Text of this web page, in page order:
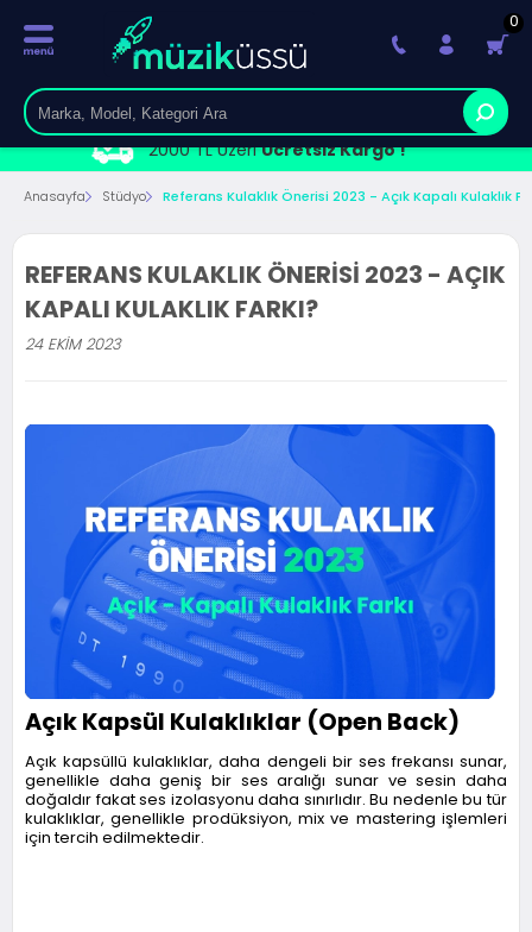
2000 TL ÜzeriÜcretsiz Kargo !
0
Anasayfa Stüdyo Referans Kulaklık Önerisi 2023 - Açık Kapalı Kulaklık
REFERANS KULAKLIK ÖNERISI 2023 - AÇIK
KAPALI KULAKLIK FARKI?
24 EKIM 2023
Açık Kapsül Kulaklıklar (Open Back)
Açık kapsüllü kulaklıklar, daha dengeli bir ses frekansı sunar,
genellikle daha geniş bir ses aralığı sunar ve sesin daha
doğaldır fakat ses izolasyonu daha sınırlıdır. Bu nedenle bu tür
kulaklıklar, genellikle prodüksiyon, mix ve mastering işlemleri
için tercih edilmektedir.